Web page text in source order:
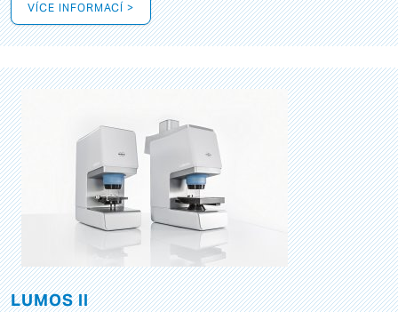
VÍCE INFORMACÍ >
LUMOS II